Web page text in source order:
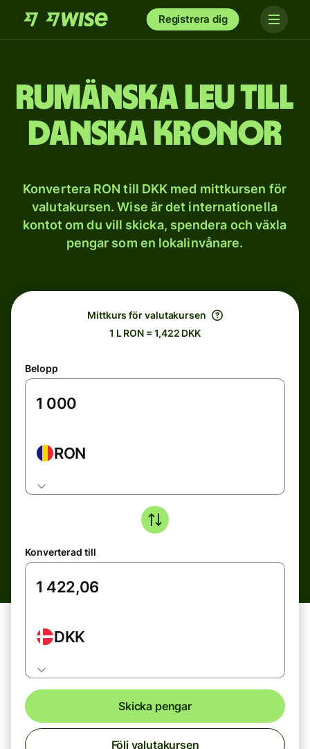
Registrera dig
Rumänska leu till
danska kronor
Konvertera RON till DKK med mittkursen för
valutakursen. Wise är det internationella
kontot om du vill skicka, spendera och växla
pengar som en lokalinvånare.
Mittkurs för valutakursen
1 L RON = 1,422 DKK
Belopp
RON
Konverterad till
DKK
Skicka pengar
Följ valutakursen